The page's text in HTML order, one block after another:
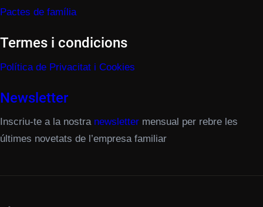
Pactes de família
Termes i condicions
Política de Privacitat i Cookies
Newsletter
Inscriu-te a la nostra newsletter mensual per rebre les
últimes novetats de l’empresa familiar